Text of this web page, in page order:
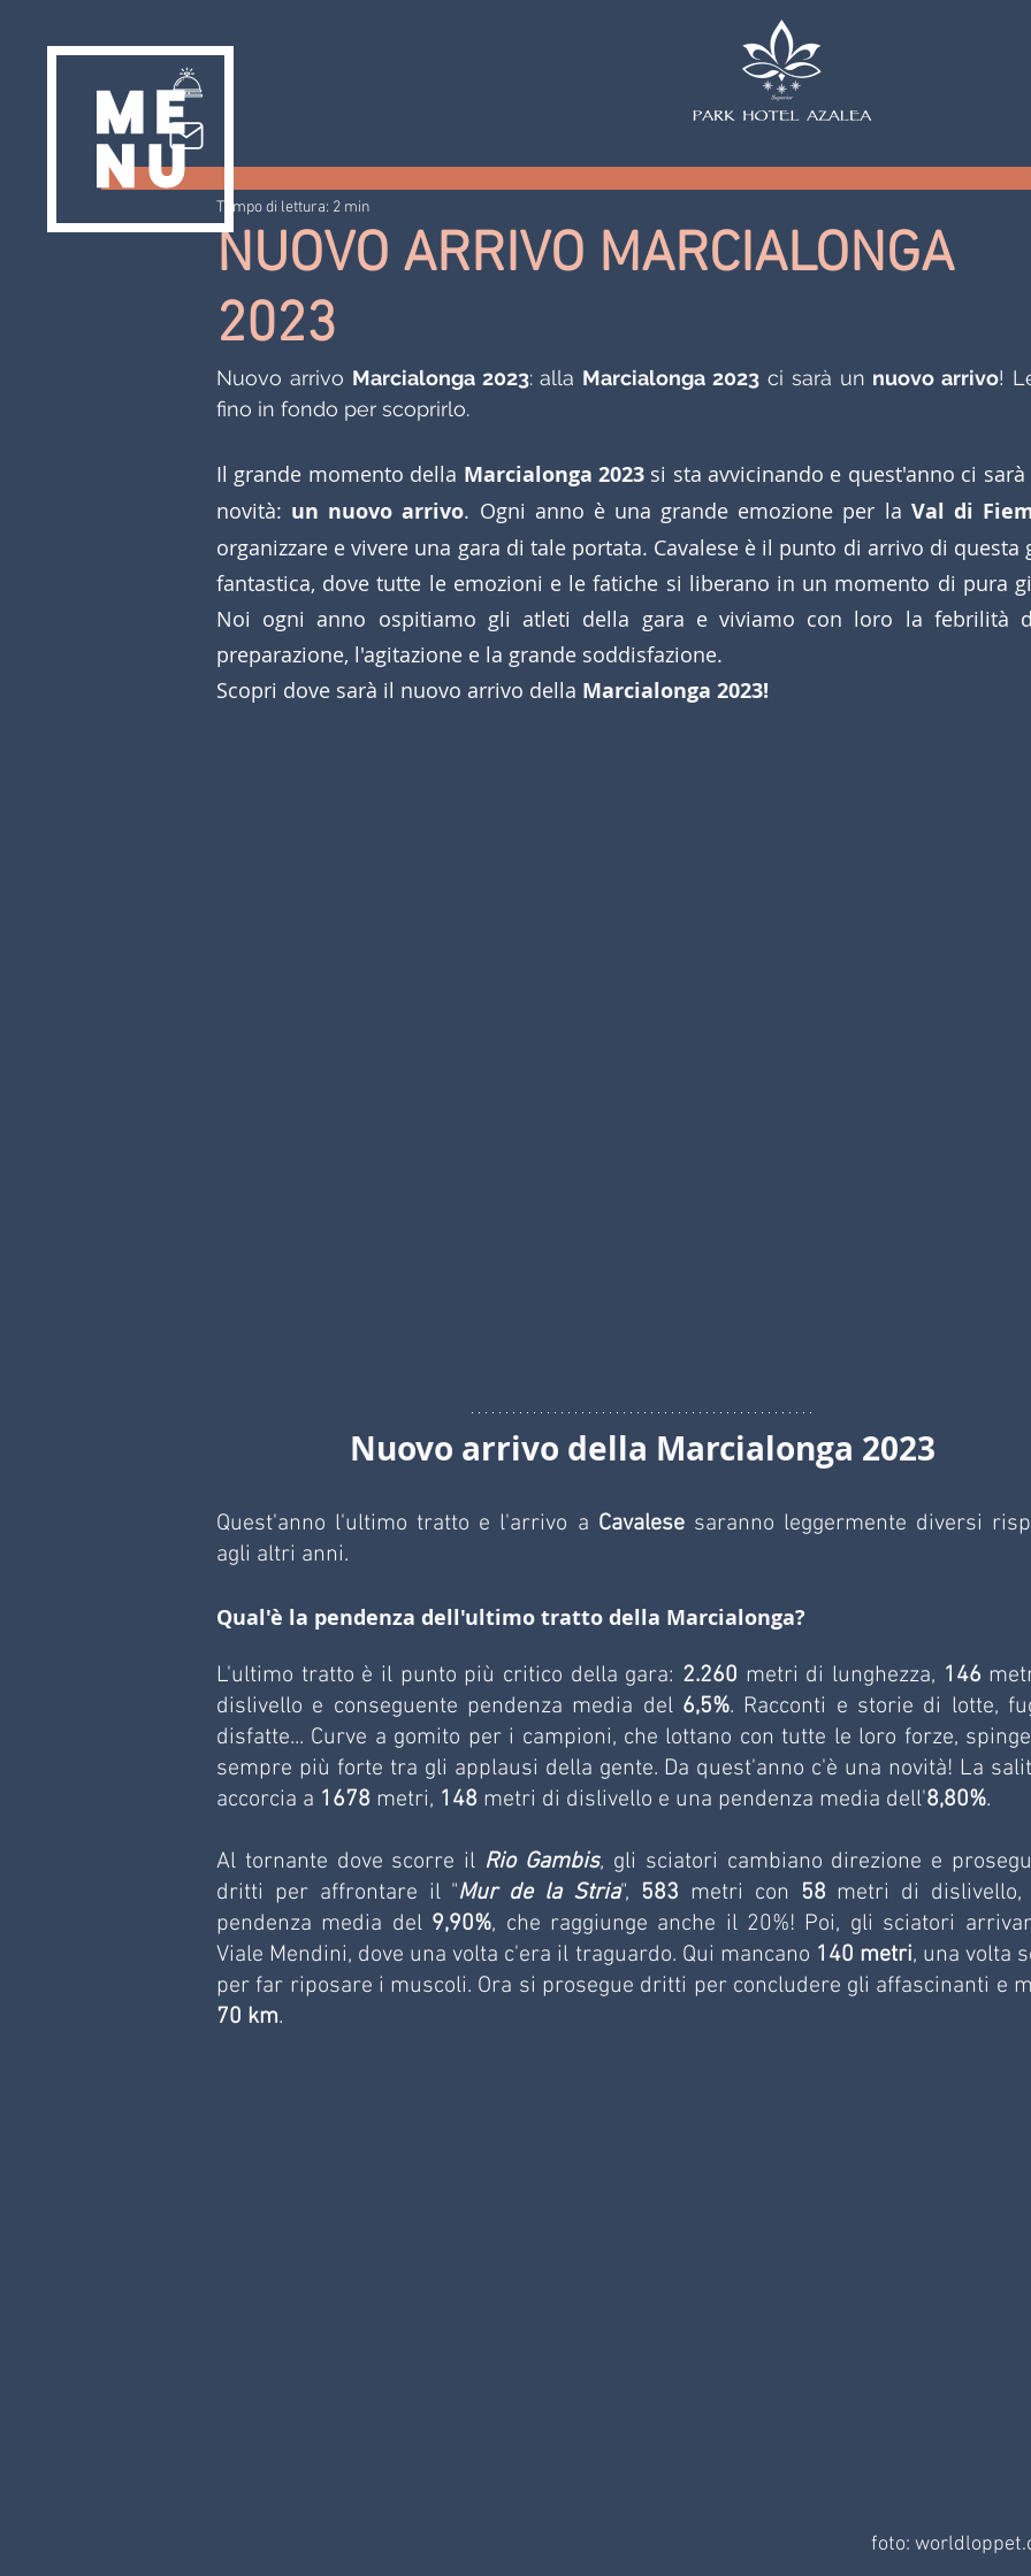
NUOVO ARRIVO MARCIALONGA
2023
Tempo di lettura: 2 min
Nuovo arrivo Marcialonga 2023: alla Marcialonga 2023 ci sarà un nuovo arrivo!
fino in fondo per scoprirlo.
Il grande momento della Marcialonga 2023 si sta avvicinando e quest'anno ci sarà
novità: un nuovo arrivo. Ogni anno è una grande emozione per la
organizzare e vivere una gara di tale portata. Cavalese è il punto di arrivo di questa
fantastica, dove tutte le emozioni e le fatiche si liberano in un momento di pura
Noi ogni anno ospitiamo gli atleti della gara e viviamo con loro la febrilità
preparazione, l'agitazione e la grande soddisfazione.
Scopri dove sarà il nuovo arrivo della Marcialonga 2023!
Nuovo arrivo della Marcialonga 2023
Quest'anno l'ultimo tratto e l'arrivo a Cavalese saranno leggermente diversi
agli altri anni.
Qual'è la pendenza dell'ultimo tratto della Marcialonga?
L'ultimo tratto è il punto più critico della gara: 2.260 metri di lunghezza, 146
dislivello e conseguente pendenza media del 6,5%. Racconti e storie di lotte,
disfatte... Curve a gomito per i campioni, che lottano con tutte le loro forze,
sempre più forte tra gli applausi della gente. Da quest'anno c'è una novità! La
accorcia a 1678 metri, 148 metri di dislivello e una pendenza media dell'8,80%.
Al tornante dove scorre il Rio Gambis, gli sciatori cambiano direzione e
dritti per affrontare il "Mur de la Stria", 583 metri con 58 metri di dislivello,
pendenza media del 9,90%, che raggiunge anche il 20%! Poi, gli sciatori
Viale Mendini, dove una volta c'era il traguardo. Qui mancano 140 metri, una volta
70 km.
foto: